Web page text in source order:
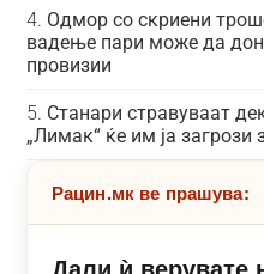
Одмор со скриени
вадење пари може да
провизии
Станари стравуваат
„Лимак“ ќе им ја загрози
Рацин.мк ве прашува: